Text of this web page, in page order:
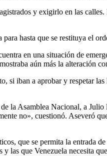
y exigirlo en las
hasta que se restituya el
en una situación de
aún más la alteración
si iban a aprobar y respetar
la Asamblea Nacional, a
no», cuestionó. Aseveró
que se permita la entrada
las que Venezuela necesita